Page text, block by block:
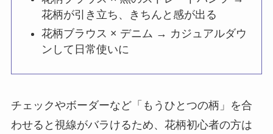
花柄が引き立ち、きちんと感が出る
花柄ブラウス × デニム → カジュアルダウ
ンして日常使いに
チェックやボーダーなど「もうひとつの柄」を合
わせると視線がバラけるため、花柄初心者の方は